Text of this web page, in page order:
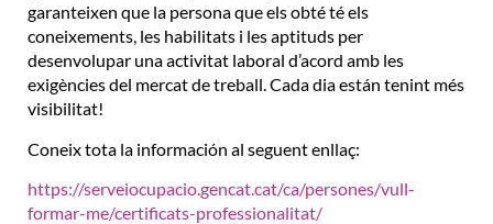
garanteixen que la persona que els obté té els
coneixements, les habilitats i les aptituds per
desenvolupar una activitat laboral d’acord amb les
exigències del mercat de treball. Cada dia están tenint més
visibilitat!
Coneix tota la información al seguent enllaç:
https://serveiocupacio.gencat.cat/ca/persones/vull-
formar-me/certificats-professionalitat/